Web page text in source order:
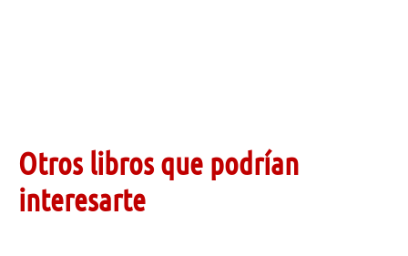
Otros libros que podrían
interesarte